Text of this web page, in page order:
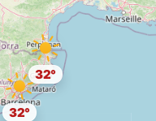
32°
32°